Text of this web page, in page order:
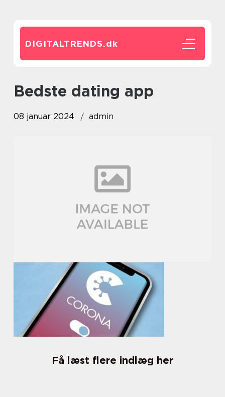
DIGITALTRENDS.dk
bedste dating app
08 januar 2024 admin
Få læst flere indlæg her